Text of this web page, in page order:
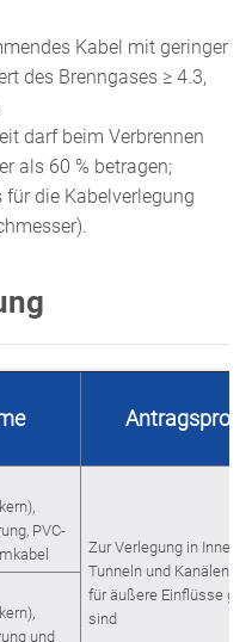
Kabel mit geringer
des Brenngases ≥ 4.3,
darf beim Verbrennen
als 60 % betragen;
die Kabelverlegung
PVC-
Zur Verlegung in
Tunneln und Kanälen,
für äußere Einflüsse
sind
und